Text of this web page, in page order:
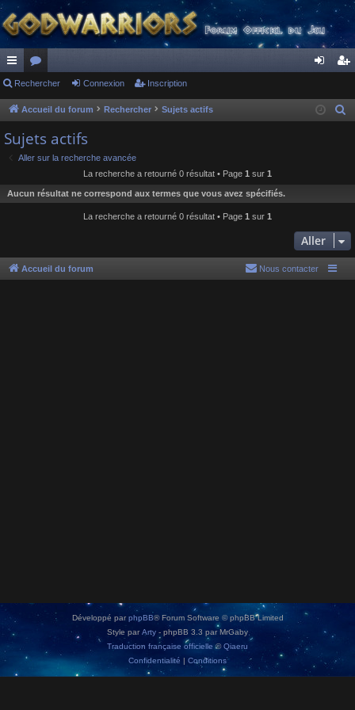
ac
co
ur
ci
or
u
s
ne cri
Rechercher Connexion Inscription
Accueil du forum Rechercher Sujets actifs
h
e
Sujets actifs
Aller sur la recherche avancée
La recherche a retourné 0 résultat • Page 1 sur 1
Aucun résultat ne correspond aux termes que vous avez spécifiés.
La recherche a retourné 0 résultat • Page 1 sur 1
Aller
Accueil du forum Nous contacter
Développé par phpBB® Forum Software © phpBB Limited
Style parArty - phpBB 3.3 par MrGaby
Traduction française officielle ©Qiaeru
Confidentialité | Conditions